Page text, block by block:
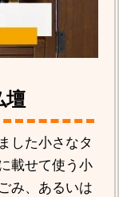
壇
した小さなタ
載せて使う小
み、あるいは